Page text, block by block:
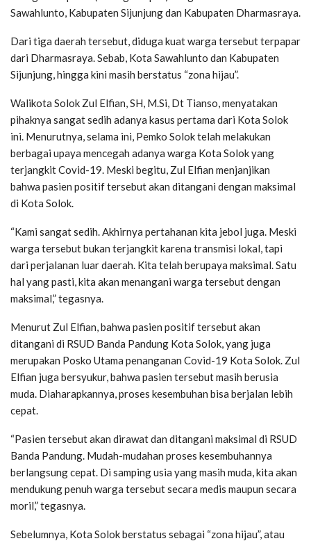
Sawahlunto, Kabupaten Sijunjung dan Kabupaten Dharmasraya.
Dari tiga daerah tersebut, diduga kuat warga tersebut terpapar
dari Dharmasraya. Sebab, Kota Sawahlunto dan Kabupaten
Sijunjung, hingga kini masih berstatus “zona hijau”.
Walikota Solok Zul Elfian, SH, M.Si, Dt Tianso, menyatakan
pihaknya sangat sedih adanya kasus pertama dari Kota Solok
ini. Menurutnya, selama ini, Pemko Solok telah melakukan
berbagai upaya mencegah adanya warga Kota Solok yang
terjangkit Covid-19. Meski begitu, Zul Elfian menjanjikan
bahwa pasien positif tersebut akan ditangani dengan maksimal
di Kota Solok.
“Kami sangat sedih. Akhirnya pertahanan kita jebol juga. Meski
warga tersebut bukan terjangkit karena transmisi lokal, tapi
dari perjalanan luar daerah. Kita telah berupaya maksimal. Satu
hal yang pasti, kita akan menangani warga tersebut dengan
maksimal,” tegasnya.
Menurut Zul Elfian, bahwa pasien positif tersebut akan
ditangani di RSUD Banda Pandung Kota Solok, yang juga
merupakan Posko Utama penanganan Covid-19 Kota Solok. Zul
Elfian juga bersyukur, bahwa pasien tersebut masih berusia
muda. Diaharapkannya, proses kesembuhan bisa berjalan lebih
cepat.
“Pasien tersebut akan dirawat dan ditangani maksimal di RSUD
Banda Pandung. Mudah-mudahan proses kesembuhannya
berlangsung cepat. Di samping usia yang masih muda, kita akan
mendukung penuh warga tersebut secara medis maupun secara
moril,” tegasnya.
Sebelumnya, Kota Solok berstatus sebagai “zona hijau”, atau